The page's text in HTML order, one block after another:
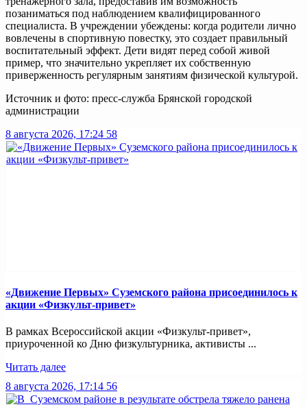
позаниматься под наблюдением квалифицированного
специалиста. В учреждении убеждены: когда родители лично
вовлечены в спортивную повестку, это создает правильный
воспитательный эффект. Дети видят перед собой живой
пример, что значительно укрепляет их собственную
приверженность регулярным занятиям физической культурой.
Источник и фото: пресс-служба Брянской городской
администрации
8 августа 2026, 17:24 58
«Движение Первых» Суземского района присоединилось к
акции «Физкульт-привет»
В рамках Всероссийской акции «Физкульт-привет»,
приуроченной ко Дню физкультурника, активисты ...
Читать далее
8 августа 2026, 17:14 56